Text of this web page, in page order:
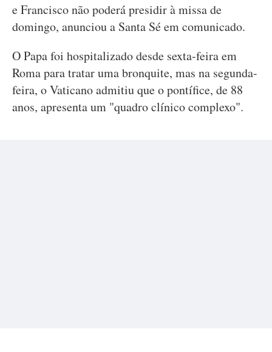
e Francisco não poderá presidir à missa de
domingo, anunciou a Santa Sé em comunicado.
O Papa foi hospitalizado desde sexta-feira em
Roma para tratar uma bronquite, mas na segunda-
feira, o Vaticano admitiu que o pontífice, de 88
anos, apresenta um "quadro clínico complexo".